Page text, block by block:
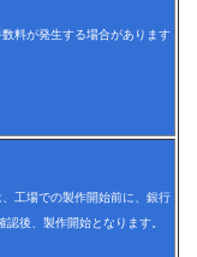
料が発生する場合があります
工場での製作開始前に、銀行
後、製作開始となります。